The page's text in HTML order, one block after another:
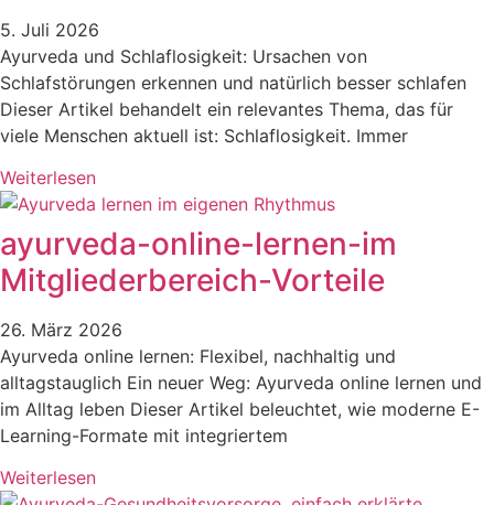
5. Juli 2026
Ayurveda und Schlaflosigkeit: Ursachen von
Schlafstörungen erkennen und natürlich besser schlafen
Dieser Artikel behandelt ein relevantes Thema, das für
viele Menschen aktuell ist: Schlaflosigkeit. Immer
Weiterlesen
ayurveda-online-lernen-im
Mitgliederbereich-Vorteile
26. März 2026
Ayurveda online lernen: Flexibel, nachhaltig und
alltagstauglich Ein neuer Weg: Ayurveda online lernen und
im Alltag leben Dieser Artikel beleuchtet, wie moderne E-
Learning-Formate mit integriertem
Weiterlesen